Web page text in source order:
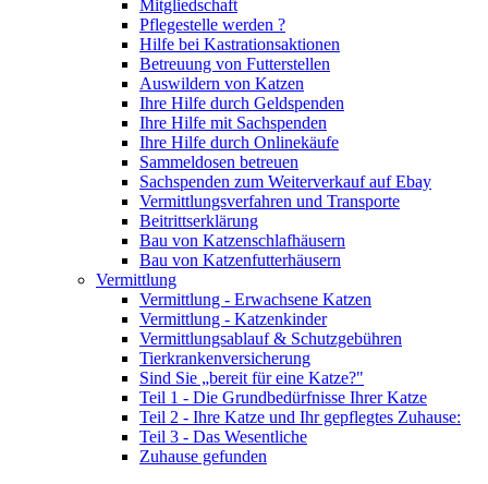
Mitgliedschaft
Pflegestelle werden ?
Hilfe bei Kastrationsaktionen
Betreuung von Futterstellen
Auswildern von Katzen
Ihre Hilfe durch Geldspenden
Ihre Hilfe mit Sachspenden
Ihre Hilfe durch Onlinekäufe
Sammeldosen betreuen
Sachspenden zum Weiterverkauf auf Ebay
Vermittlungsverfahren und Transporte
Beitrittserklärung
Bau von Katzenschlafhäusern
Bau von Katzenfutterhäusern
Vermittlung
Vermittlung - Erwachsene Katzen
Vermittlung - Katzenkinder
Vermittlungsablauf & Schutzgebühren
Tierkrankenversicherung
Sind Sie „bereit für eine Katze?"
Teil 1 - Die Grundbedürfnisse Ihrer Katze
Teil 2 - Ihre Katze und Ihr gepflegtes Zuhause:
Teil 3 - Das Wesentliche
Zuhause gefunden